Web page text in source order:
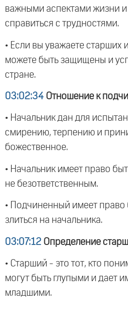
важными аспектами жизни
справиться с трудностями.
• Если вы уважаете старших
можете быть защищены и
стране.
03:02:34 Отношение к
• Начальник дан для
смирению, терпению и
божественное.
• Начальник имеет право
не безответственным.
• Подчиненный имеет право
злиться на начальника.
03:07:12 Определение
• Старший - это тот, кто
могут быть глупыми и дает
младшими.